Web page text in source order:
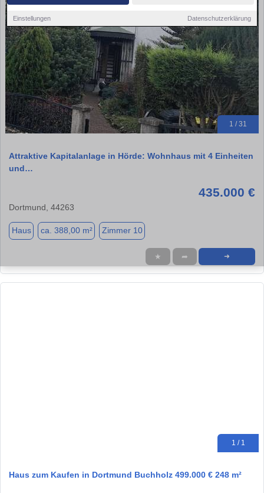
Einstellungen Datenschutzerklärung
1 / 31
Attraktive Kapitalanlage in Hörde: Wohnhaus mit 4 Einheiten
und…
435.000 €
Dortmund, 44263
Haus ca. 388,00 m² Zimmer 10
★ ➦ ➜
1 / 1
Haus zum Kaufen in Dortmund Buchholz 499.000 € 248 m²